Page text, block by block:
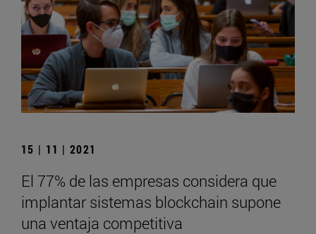
15 | 11 | 2021
El 77% de las empresas considera que
implantar sistemas blockchain supone
una ventaja competitiva